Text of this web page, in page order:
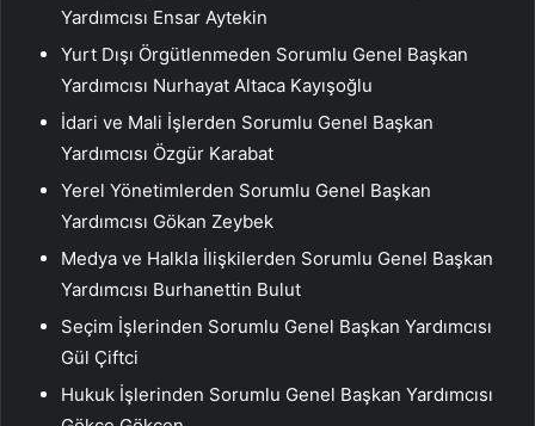
Yardımcısı Ensar Aytekin
Yurt Dışı Örgütlenmeden Sorumlu Genel Başkan
Yardımcısı Nurhayat Altaca Kayışoğlu
İdari ve Mali İşlerden Sorumlu Genel Başkan
Yardımcısı Özgür Karabat
Yerel Yönetimlerden Sorumlu Genel Başkan
Yardımcısı Gökan Zeybek
Medya ve Halkla İlişkilerden Sorumlu Genel Başkan
Yardımcısı Burhanettin Bulut
Seçim İşlerinden Sorumlu Genel Başkan Yardımcısı
Gül Çiftci
Hukuk İşlerinden Sorumlu Genel Başkan Yardımcısı